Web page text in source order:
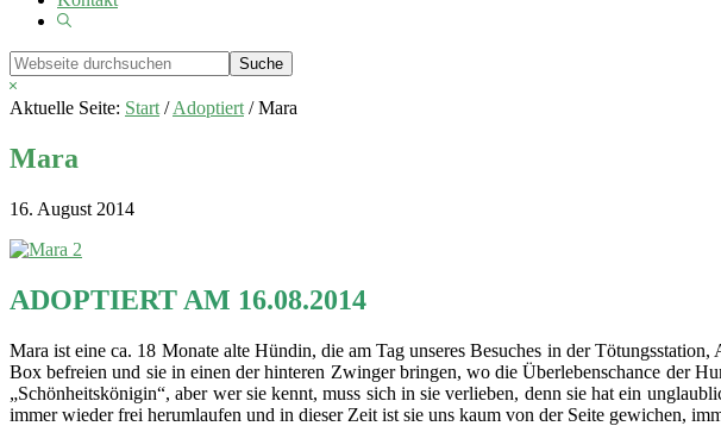
Show
Webseite
durchsuchen
Hide
Search
Aktuelle Seite: Start / Adoptiert /Mara
Mara
16. August 2014
ADOPTIERT AM 16.08.2014
Mara ist eine ca. 18 Monate alte Hündin, die am Tag unseres Besuches in der
Box befreien und sie in einen der hinteren Zwinger bringen, wo die Überlebenschance der
„Schönheitskönigin“, aber wer sie kennt, muss sich in sie verlieben, denn sie hat ein
immer wieder frei herumlaufen und in dieser Zeit ist sie uns kaum von der Seite gewichen,